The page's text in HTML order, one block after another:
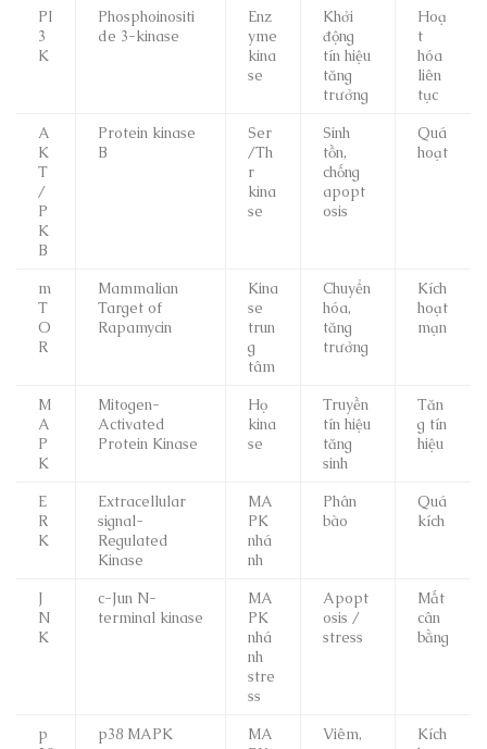
PI
3
K
Phosphoinositi
de 3-kinase
Enz
yme
kina
se
Khởi
động
tín hiệu
tăng
trưởng
Hoạ
t
hóa
liên
tục
A
K
T
/
P
K
B
Protein kinase
B
Ser
/Th
r
kina
se
Sinh
tồn,
chống
apopt
osis
Quá
hoạt
m
T
O
R
Mammalian
Target of
Rapamycin
Kina
se
trun
g
tâm
Chuyển
hóa,
tăng
trưởng
Kích
hoạt
mạn
M
A
P
K
Mitogen-
Activated
Protein Kinase
Họ
kina
se
Truyền
tín hiệu
tăng
sinh
Tăn
g tín
hiệu
E
R
K
Extracellular
signal-
Regulated
Kinase
MA
PK
nhá
nh
Phân
bào
Quá
kích
J
N
K
c-Jun N-
terminal kinase
MA
PK
nhá
nh
stre
ss
Apopt
osis /
stress
Mất
cân
bằng
p
p38 MAPK
MA
Viêm,
Kích